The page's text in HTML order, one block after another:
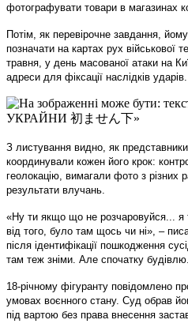
фотографувати товари в магазинах
Потім, як перевірочне завдання,
позначати на картах рух військової
травня, у день масованої атаки на
адреси для фіксації наслідків ударів.
З листування видно, як
координували кожен його крок:
геолокацію, вимагали фото з різних
результати влучань.
«Ну ти якщо що не розчаровуйся... я
від того, було там щось чи ні», –
після ідентифікації пошкодження
там теж зніми. Але спочатку
18-річному фігуранту повідомлено
умовах воєнного стану. Суд обрав
під вартою без права внесення